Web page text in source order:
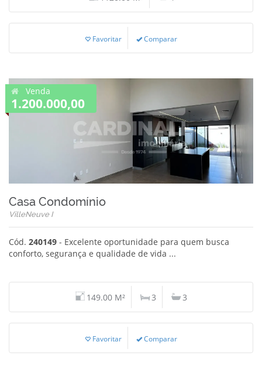
Favoritar Comparar
Venda
1.200.000,00
Casa Condomínio
VilleNeuve I
Cód. 240149 - Excelente oportunidade para quem busca
conforto, segurança e qualidade de vida ...
149.00 M² 3 3
Favoritar Comparar